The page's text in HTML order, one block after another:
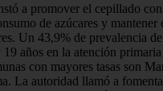
a promover el cepillado con
de azúcares y mantener
Un 43,9% de prevalencia de
años en la atención
con mayores tasas son
La autoridad llamó a